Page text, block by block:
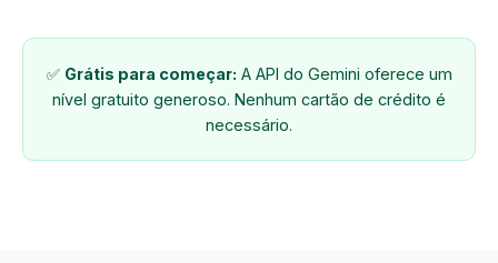
✅ Grátis para começar: A API do Gemini oferece um
nível gratuito generoso. Nenhum cartão de crédito é
necessário.